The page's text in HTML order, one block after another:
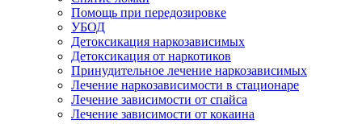
Помощь при передозировке
УБОД
Детоксикация наркозависимых
Детоксикация от наркотиков
Принудительное лечение наркозависимых
Лечение наркозависимости в стационаре
Лечение зависимости от спайса
Лечение зависимости от кокаина